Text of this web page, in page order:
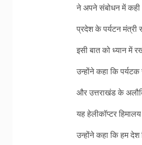
ने अपने संबोधन में
प्रदेश के पर्यटन मंत्री
इसी बात को ध्यान में
उन्होंने कहा कि
और उत्तराखंड के
यह हेलीकॉप्टर
उन्होंने कहा कि हम